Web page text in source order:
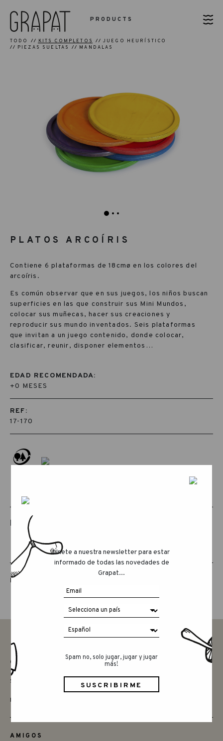
PRODUCTS
TODO KITS COMPLETOS
JUEGO HEURÍSTICO
PIEZAS SUELTAS
MANDALAS
PLATOS ARCOÍRIS
Contiene 6 plataformas de 18cmø en los colores del
arcoíris.
Es común observar que en sus juegos, los niños buscan
superficies en las que construir sus Mini Mundos,
colocar sus muñecas, hacer sus creaciones y
reproducir sus mundo inventados. Seis plataformas
que invitan a un juego contenido, donde colocar,
clasificar, reunir, disponer elementos…
EDAD RECOMENDADA:
+0 MESES
REF:
17-170
PRODUCTOS RELACIONADOS
LUCKY LUCKY QUINTA EDICIÓN
Únete a nuestra newsletter para estar
informado de todas las novedades de
Grapat...
Spam no, solo jugar, jugar y jugar
más!
CONTACTAR
SAY HELLO
INSTAGRAM
AMIGOS